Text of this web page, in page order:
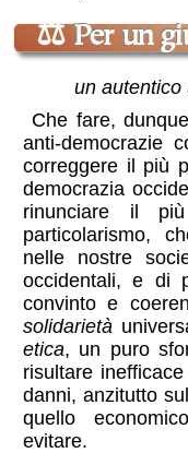
⚖ Per un
un
Che fare,
anti-democrazie
correggere il più
democrazia
rinunciare il
particolarismo,
nelle nostre
occidentali, e di
convinto e
solidarietà
etica, un puro
risultare
danni, anzitutto
quello
evitare.